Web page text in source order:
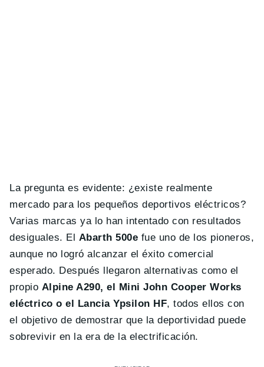
La pregunta es evidente: ¿existe realmente
mercado para los pequeños deportivos eléctricos?
Varias marcas ya lo han intentado con resultados
desiguales. El Abarth 500e fue uno de los pioneros,
aunque no logró alcanzar el éxito comercial
esperado. Después llegaron alternativas como el
propio Alpine A290, el Mini John Cooper Works
eléctrico o el Lancia Ypsilon HF, todos ellos con
el objetivo de demostrar que la deportividad puede
sobrevivir en la era de la electrificación.